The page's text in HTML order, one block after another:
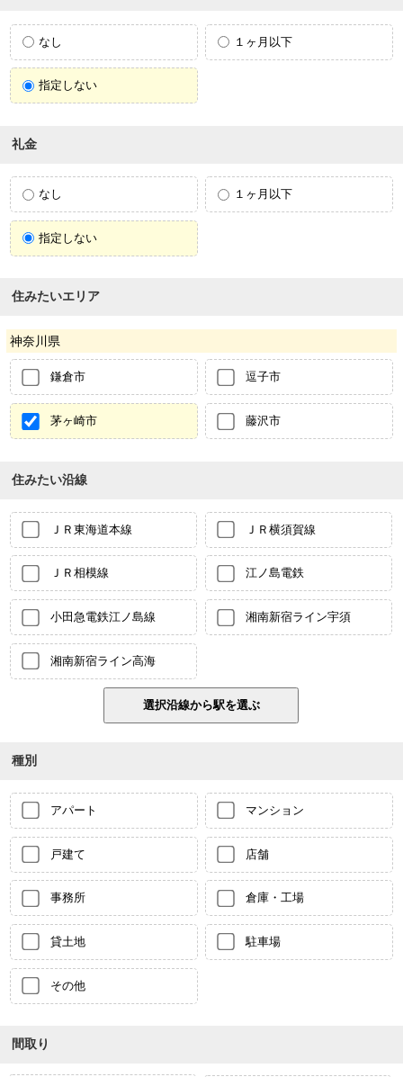
なし １ヶ月以下
指定しない
礼金
なし １ヶ月以下
指定しない
住みたいエリア
神奈川県
鎌倉市 逗子市
茅ヶ崎市 藤沢市
住みたい沿線
ＪＲ東海道本線 ＪＲ横須賀線
ＪＲ相模線 江ノ島電鉄
小田急電鉄江ノ島線 湘南新宿ライン宇須
湘南新宿ライン高海
種別
アパート マンション
戸建て 店舗
事務所 倉庫・工場
貸土地 駐車場
その他
間取り